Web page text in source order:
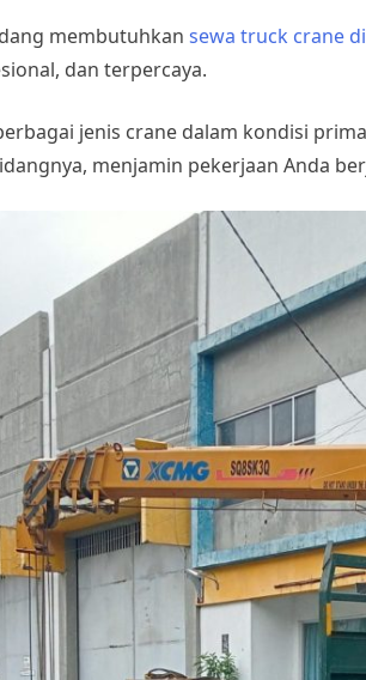
membutuhkan sewa truck crane
dan terpercaya.
jenis crane dalam kondisi
menjamin pekerjaan Anda